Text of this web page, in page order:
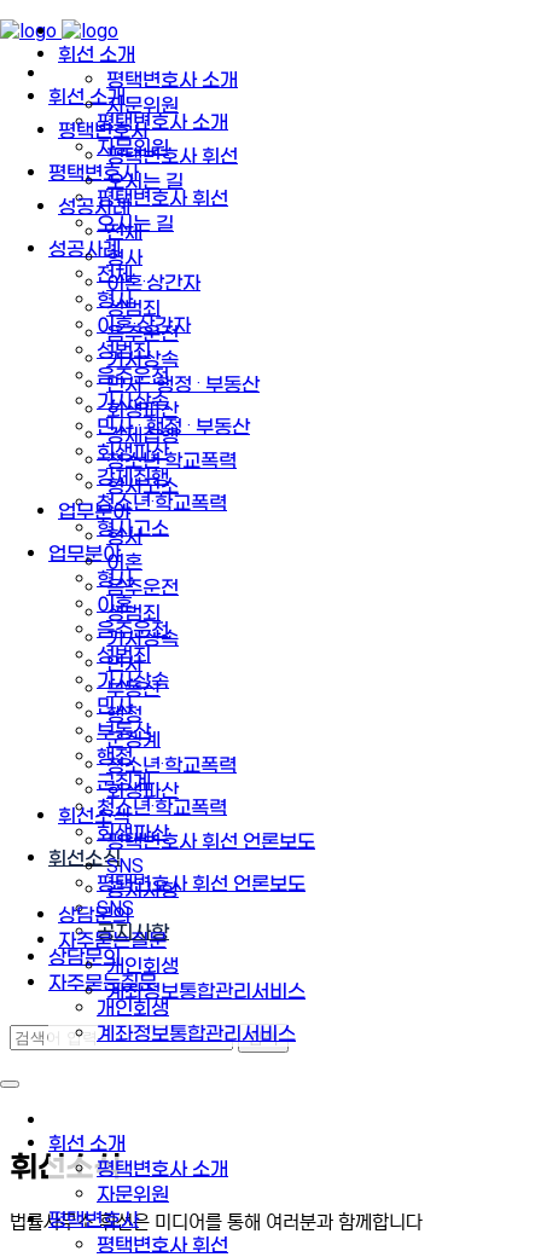
휘선 소개
평택변호사 소개
자문위원
평택변호사
평택변호사 휘선
오시는 길
성공사례
전체
형사
이혼·상간자
성범죄
음주운전
가사상속
민사 · 행정 · 부동산
회생파산
강제집행
청소년·학교폭력
형사고소
업무분야
형사
이혼
음주운전
성범죄
가사상속
민사
부동산
행정
군징계
청소년·학교폭력
회생파산
휘선소식
평택변호사 휘선 언론보도
SNS
공지사항
상담문의
자주묻는질문
개인회생
계좌정보통합관리서비스
휘선 소개
평택변호사 소개
자문위원
평택변호사
평택변호사 휘선
휘선 소개
평택변호사 소개
자문위원
평택변호사
평택변호사 휘선
오시는 길
성공사례
전체
형사
이혼·상간자
성범죄
음주운전
가사상속
민사 · 행정 · 부동산
회생파산
강제집행
청소년·학교폭력
형사고소
업무분야
형사
이혼
음주운전
성범죄
가사상속
민사
부동산
행정
군징계
청소년·학교폭력
회생파산
휘선소식
평택변호사 휘선 언론보도
SNS
공지사항
상담문의
자주묻는질문
개인회생
계좌정보통합관리서비스
휘선소식
법률사무소 휘선은 미디어를 통해 여러분과 함께합니다